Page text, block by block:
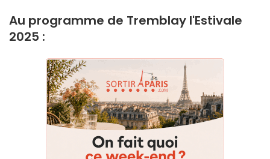
Au programme de Tremblay l'Estivale
2025 :